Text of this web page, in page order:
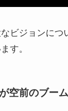
ビジョンにつ
す。
空前のブーム